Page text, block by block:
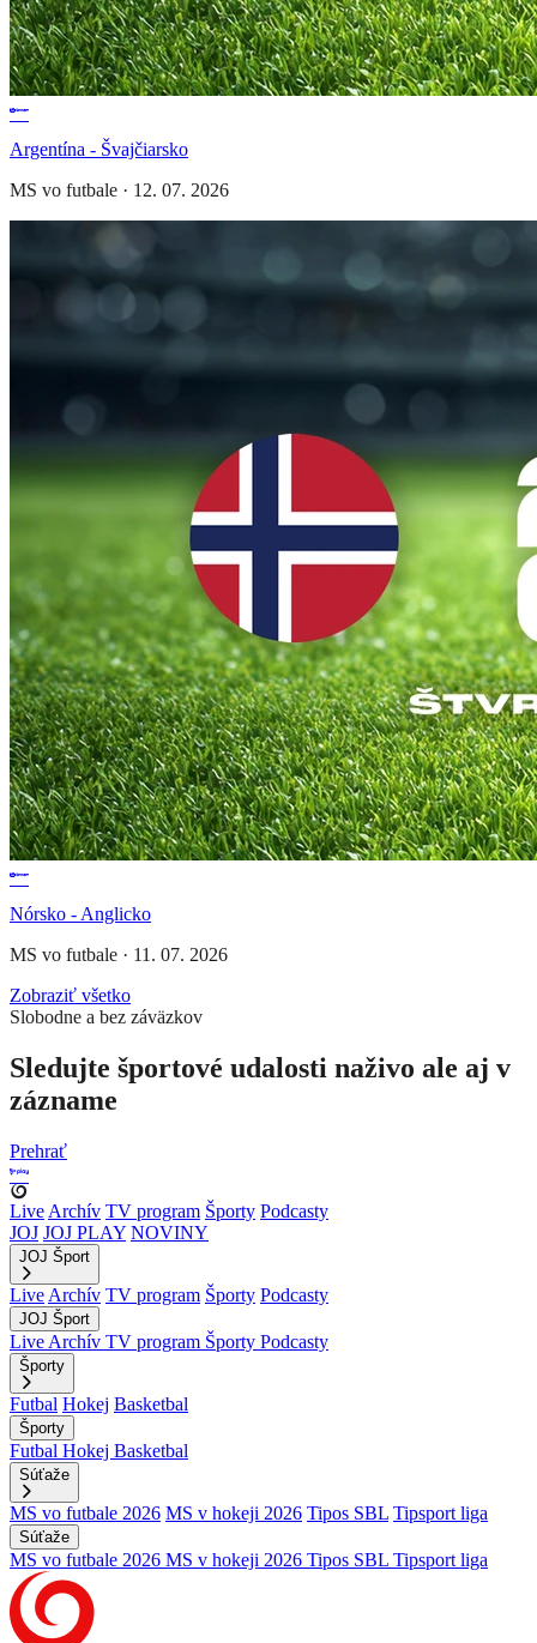
Argentína - Švajčiarsko
MS vo futbale · 12. 07. 2026
Nórsko - Anglicko
MS vo futbale · 11. 07. 2026
Zobraziť všetko
Slobodne a bez záväzkov
Sledujte športové udalosti naživo ale aj v
zázname
Prehrať
Live Archív TV program Športy Podcasty
JOJ JOJ PLAY NOVINY
JOJ Šport
Live Archív TV program Športy Podcasty
JOJ Šport
Live Archív TV program Športy Podcasty
Športy
Futbal Hokej Basketbal
Športy
Futbal Hokej Basketbal
Súťaže
MS vo futbale 2026 MS v hokeji 2026 Tipos SBL Tipsport liga
Súťaže
MS vo futbale 2026 MS v hokeji 2026 Tipos SBL Tipsport liga